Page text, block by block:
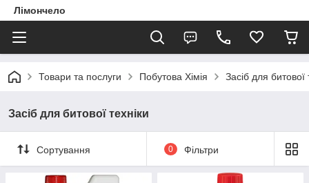
Лімончело
Товари та послуги Побутова Хімія Засіб для битової
Засіб для битової техніки
Сортування 0 Фільтри